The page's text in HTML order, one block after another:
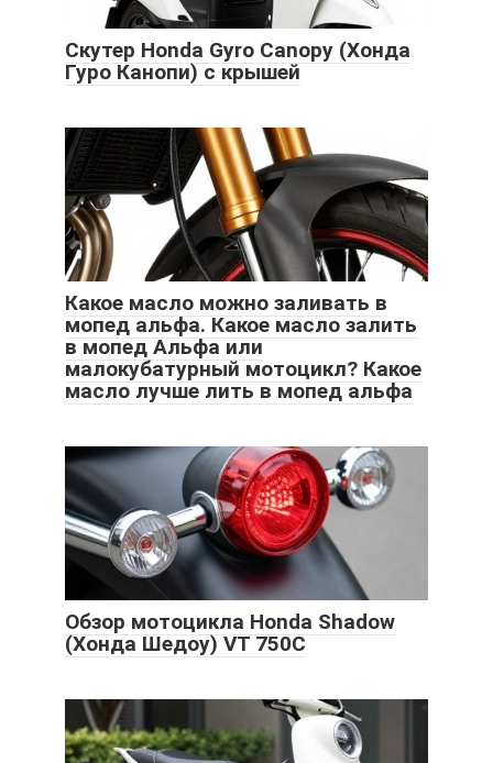
Скутер Honda Gyro Canopy (Хонда
Гуро Канопи) с крышей
Какое масло можно заливать в
мопед альфа. Какое масло залить
в мопед Альфа или
малокубатурный мотоцикл? Какое
масло лучше лить в мопед альфа
Обзор мотоцикла Honda Shadow
(Хонда Шедоу) VT 750C